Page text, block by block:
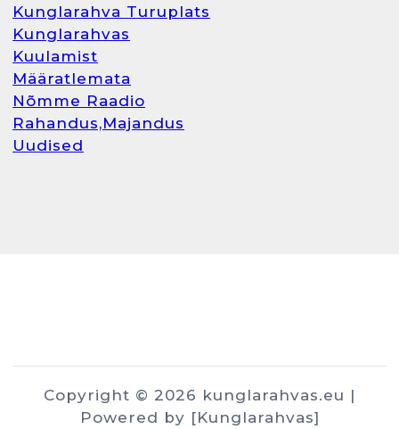
Kunglarahva Turuplats
Kunglarahvas
Kuulamist
Määratlemata
Nõmme Raadio
Rahandus,Majandus
Uudised
Copyright © 2026 kunglarahvas.eu |
Powered by [Kunglarahvas]